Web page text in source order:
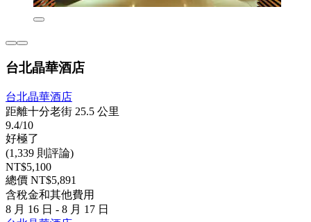
台北晶華酒店
台北晶華酒店
距離十分老街 25.5 公里
9.4/10
好極了
(1,339 則評論)
NT$5,100
總價 NT$5,891
含稅金和其他費用
8 月 16 日 - 8 月 17 日